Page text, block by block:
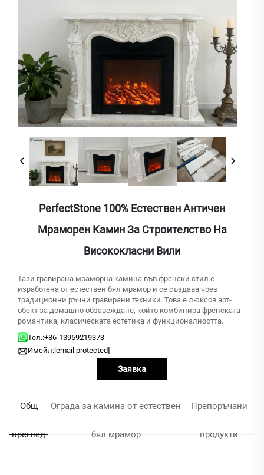
PerfectStone 100% Естествен Античен
Мраморен Камин За Строителство На
Висококласни Вили
Тази гравирана мраморна камина във френски стил е
изработена от естествен бял мрамор и се създава чрез
традиционни ръчни гравирани техники. Това е люксов арт-
обект за домашно обзавеждане, който комбинира френската
романтика, класическата естетика и функционалността.
Тел.:+86-13959219373
Имейл:[email protected]
Заявка
Общ
преглед
Ограда за камина от естествен
бял мрамор
Препоръчани
продукти